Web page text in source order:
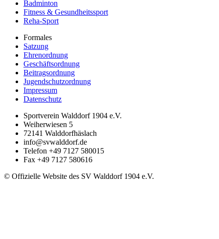
Badminton
Fitness & Gesundheitssport
Reha-Sport
Formales
Satzung
Ehrenordnung
Geschäftsordnung
Beitragsordnung
Jugendschutzordnung
Impressum
Datenschutz
Sportverein Walddorf 1904 e.V.
Weiherwiesen 5
72141 Walddorfhäslach
info@svwalddorf.de
Telefon +49 7127 580015
Fax +49 7127 580616
© Offizielle Website des SV Walddorf 1904 e.V.